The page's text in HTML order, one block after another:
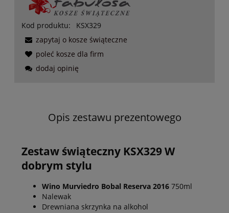
Kod produktu:
KSX329
zapytaj o kosze świąteczne
poleć kosze dla firm
dodaj opinię
Opis zestawu prezentowego
Zestaw świąteczny KSX329 W
dobrym stylu
Wino Murviedro Bobal Reserva 2016 750ml
Nalewak
Drewniana skrzynka na alkohol